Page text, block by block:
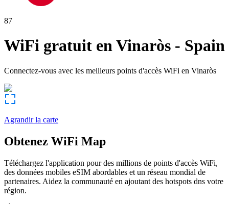
87
WiFi gratuit enVinaròs - Spain
Connectez-vous avec les meilleurs points d'accès WiFi en Vinaròs
Agrandir la carte
Obtenez WiFi Map
Téléchargez l'application pour des millions de points d'accès WiFi,
des données mobiles eSIM abordables et un réseau mondial de
partenaires. Aidez la communauté en ajoutant des hotspots dns votre
région.